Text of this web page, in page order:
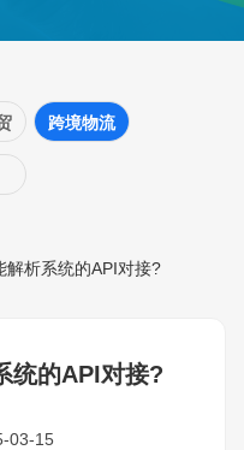
跨境物流
解析系统的API对接?
统的API对接?
03-15